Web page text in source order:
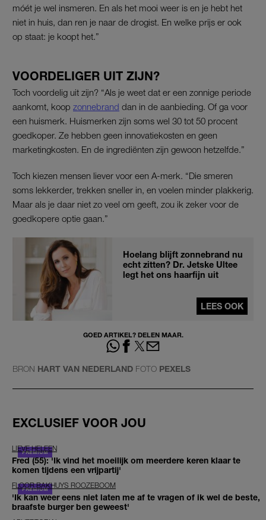
móét je wel insmeren. En als het mooi weer is en je hebt het
niet in huis, dan ren je naar de drogist. En welke prijs er ook
op staat: je koopt het.”
VOORDELIGER UIT ZIJN?
Toch voordelig uit zijn? “Als je weet dat er een zonnige periode
aankomt, koop zonnebrand dan in de aanbieding. Of ga voor
een huismerk. Huismerken zijn soms wel 30 tot 50 procent
goedkoper. Ze hebben geen innovatiekosten en geen
marketingkosten. En de ingrediënten zijn gewoon hetzelfde.”
Toch kiezen mensen liever voor een A-merk. “Die smeren
soms lekkerder, trekken sneller in, en voelen minder plakkerig.
Maar als je daar niet zo veel om geeft, zou ik zeker voor de
goedkopere optie gaan.”
Hoelang blijft zonnebrand nu
echt zitten? Dr. Jetske Ultee
legt het ons haarfijn uit
LEES OOK
GOED ARTIKEL? DELEN MAAR.
BRON HART VAN NEDERLAND FOTO PEXELS
EXCLUSIEF VOOR JOU
LIEVE HELEEN
Fred (55): 'Ik vind het moeilijk om meerdere keren klaar te
komen tijdens een vrijpartij'
FLOOR BAKHUYS ROOZEBOOM
'Ik kan weer eens niet laten me af te vragen of ik wel de beste,
braafste burger ben geweest'